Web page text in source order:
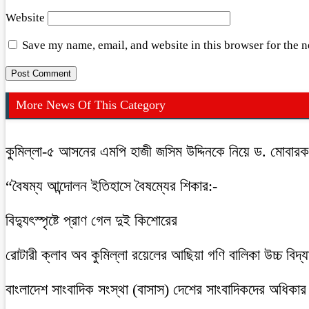
Website
Save my name, email, and website in this browser for the
More News Of This Category
কুমিল্লা-৫ আসনের এমপি হাজী জসিম উদ্দিনকে নিয়ে ড.
“বৈষম্য আন্দোলন ইতিহাসে বৈষম্যের শিকার:-
বিদ্যুৎস্পৃষ্টে প্রাণ গেল দুই কিশোরের
রোটারী ক্লাব অব কুমিল্লা রয়েলের আছিয়া গণি বালিকা উচ্চ
বাংলাদেশ সাংবাদিক সংস্থা (বাসাস) দেশের সাংবাদিকদের